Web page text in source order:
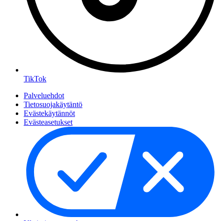
TikTok
Palveluehdot
Tietosuojakäytäntö
Evästekäytännöt
Evästeasetukset